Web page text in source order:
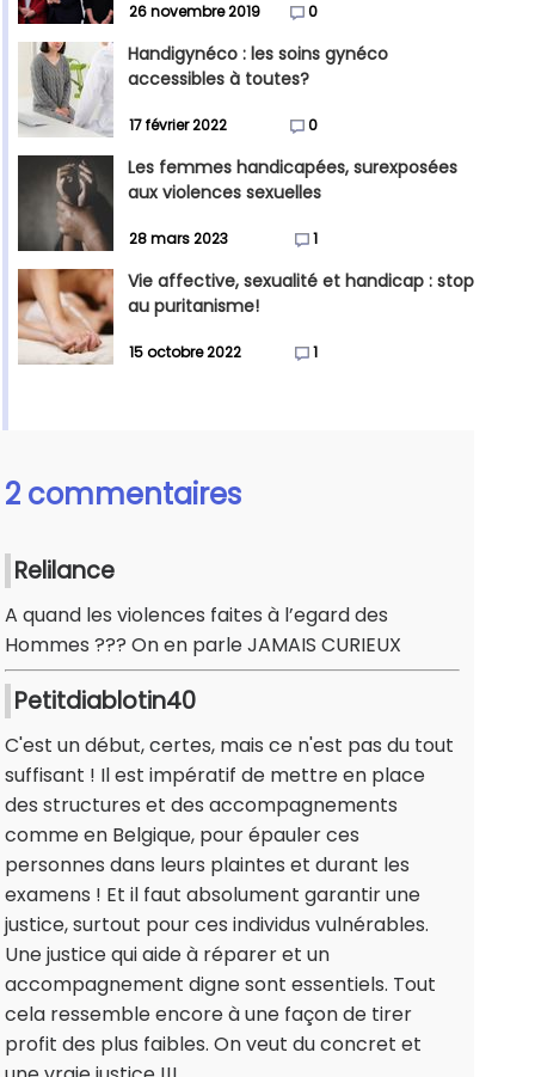
26 novembre 2019 0
Handigynéco : les soins gynéco
accessibles à toutes?
17 février 2022 0
Les femmes handicapées, surexposées
aux violences sexuelles
28 mars 2023 1
Vie affective, sexualité et handicap : stop
au puritanisme!
15 octobre 2022 1
2 commentaires
Relilance
A quand les violences faites à l’egard des
Hommes ??? On en parle JAMAIS CURIEUX
Petitdiablotin40
C'est un début, certes, mais ce n'est pas du tout
suffisant ! Il est impératif de mettre en place
des structures et des accompagnements
comme en Belgique, pour épauler ces
personnes dans leurs plaintes et durant les
examens ! Et il faut absolument garantir une
justice, surtout pour ces individus vulnérables.
Une justice qui aide à réparer et un
accompagnement digne sont essentiels. Tout
cela ressemble encore à une façon de tirer
profit des plus faibles. On veut du concret et